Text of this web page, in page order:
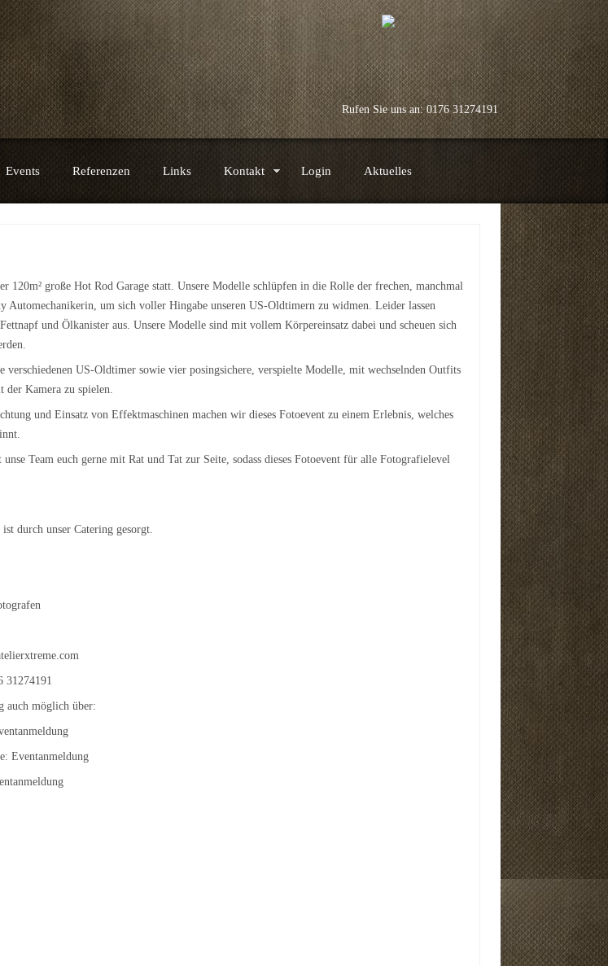
Rufen Sie uns an: 0176 31274191
Events Referenzen Links Kontakt Login Aktuelles
120m² große Hot Rod Garage statt. Unsere Modelle schlüpfen in die Rolle der frechen, manchmal
Automechanikerin, um sich voller Hingabe unseren US-Oldtimern zu widmen. Leider lassen
und Ölkanister aus. Unsere Modelle sind mit vollem Körpereinsatz dabei und scheuen sich
verschiedenen US-Oldtimer sowie vier posingsichere, verspielte Modelle, mit wechselnden Outfits
der Kamera zu spielen.
und Einsatz von Effektmaschinen machen wir dieses Fotoevent zu einem Erlebnis, welches
unse Team euch gerne mit Rat und Tat zur Seite, sodass dieses Fotoevent für alle Fotografielevel
durch unser Catering gesorgt.
via:
0176 31274191
auch möglich über:
Eventanmeldung